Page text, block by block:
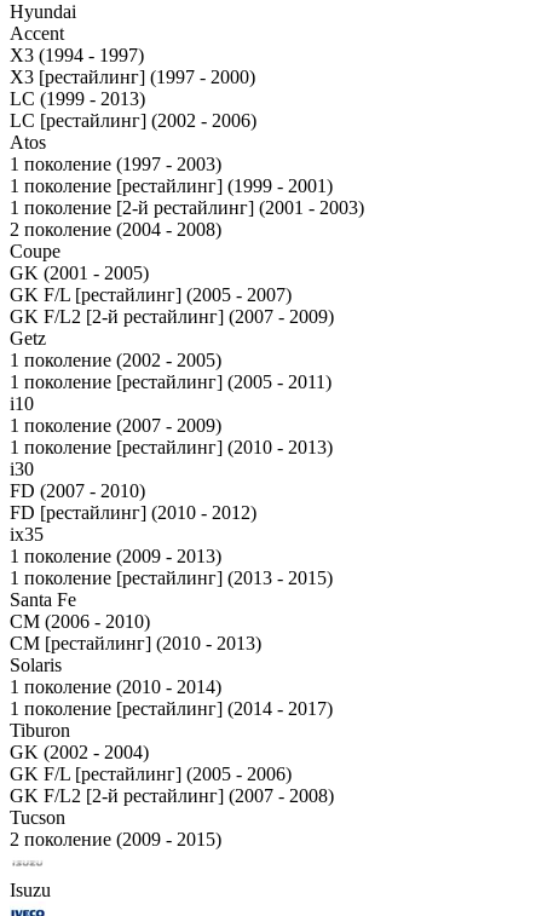
Hyundai
Accent
X3 (1994 - 1997)
X3 [рестайлинг] (1997 - 2000)
LC (1999 - 2013)
LC [рестайлинг] (2002 - 2006)
Atos
1 поколение (1997 - 2003)
1 поколение [рестайлинг] (1999 - 2001)
1 поколение [2-й рестайлинг] (2001 - 2003)
2 поколение (2004 - 2008)
Coupe
GK (2001 - 2005)
GK F/L [рестайлинг] (2005 - 2007)
GK F/L2 [2-й рестайлинг] (2007 - 2009)
Getz
1 поколение (2002 - 2005)
1 поколение [рестайлинг] (2005 - 2011)
i10
1 поколение (2007 - 2009)
1 поколение [рестайлинг] (2010 - 2013)
i30
FD (2007 - 2010)
FD [рестайлинг] (2010 - 2012)
ix35
1 поколение (2009 - 2013)
1 поколение [рестайлинг] (2013 - 2015)
Santa Fe
CM (2006 - 2010)
CM [рестайлинг] (2010 - 2013)
Solaris
1 поколение (2010 - 2014)
1 поколение [рестайлинг] (2014 - 2017)
Tiburon
GK (2002 - 2004)
GK F/L [рестайлинг] (2005 - 2006)
GK F/L2 [2-й рестайлинг] (2007 - 2008)
Tucson
2 поколение (2009 - 2015)
Isuzu